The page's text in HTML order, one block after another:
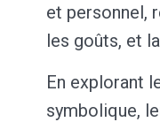
et personnel,
les goûts, et
En explorant
symbolique,